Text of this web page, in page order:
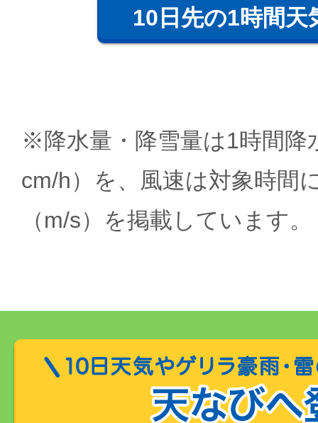
10日先の1時間天
※降水量・降雪量は1時間降
cm/h）を、風速は対象時間
（m/s）を掲載しています。